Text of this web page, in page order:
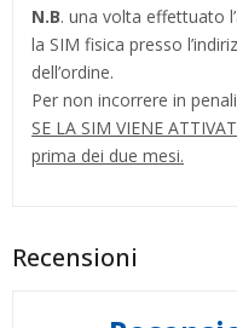
N.B. una volta effettuato
la SIM fisica presso
dell’ordine.
Per non incorrere in
SE LA SIM VIENE
prima dei due mesi.
Recensioni